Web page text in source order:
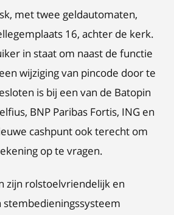
met twee geldautomaten,
16, achter de kerk.
in staat om naast de functie
wijziging van pincode door te
is bij een van de Batopin
BNP Paribas Fortis, ING en
cashpunt ook terecht om
op te vragen.
zijn rolstoelvriendelijk en